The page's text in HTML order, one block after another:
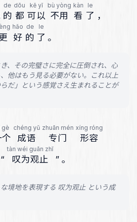
de
的
dōu
都
kě yǐ
可以
bù yòng
不用
kàn
看
le
了 ，
hǎo
好
de
的
le
了 。
、その完璧さに完全に圧倒され、心
他はもう見る必要がない。これ以上
だ」という感覚さえ生まれることが
gè chéng yǔ
成语
zhuān mén
专门
xíng róng
形容
“
tàn wéi guān zhǐ
叹为观止 ” 。
境地を表現する 叹为观止 という成